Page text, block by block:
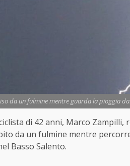
da un fulmine mentre guarda la pioggia
di 42 anni, Marco Zampilli,
da un fulmine mentre
Basso Salento.